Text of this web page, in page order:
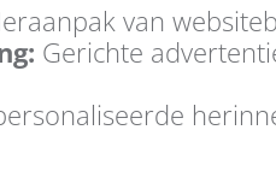
van
Gerichte